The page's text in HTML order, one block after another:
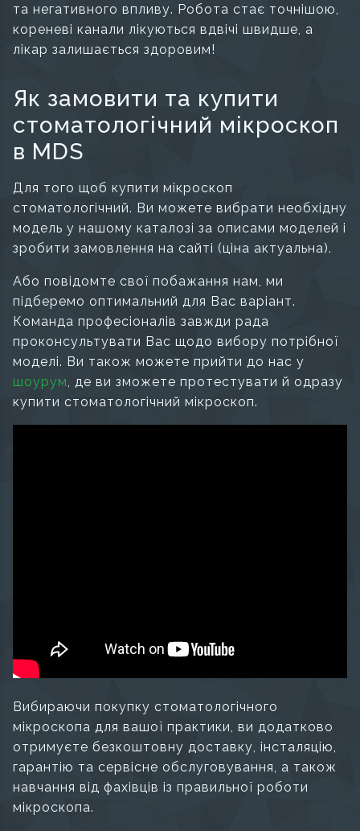
та негативного впливу. Робота стає точнішою,
кореневі канали лікуються вдвічі швидше, а
лікар залишається здоровим!
Як замовити та купити
стоматологічний мікроскоп
в MDS
Для того щоб купити мікроскоп
стоматологічний. Ви можете вибрати необхідну
модель у нашому каталозі за описами моделей і
зробити замовлення на сайті (ціна актуальна).
Або повідомте свої побажання нам, ми
підберемо оптимальний для Вас варіант.
Команда професіоналів завжди рада
проконсультувати Вас щодо вибору потрібної
моделі. Ви також можете прийти до нас у
шоурум, де ви зможете протестувати й одразу
купити стоматологічний мікроскоп.
Вибираючи покупку стоматологічного
мікроскопа для вашої практики, ви додатково
отримуєте безкоштовну доставку, інсталяцію,
гарантію та сервісне обслуговування, а також
навчання від фахівців із правильної роботи
мікроскопа.